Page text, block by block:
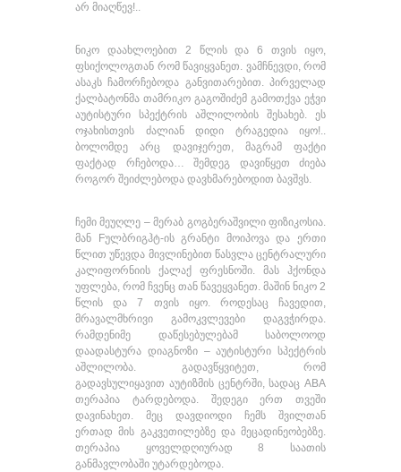
არ მიაღწევ!..
ნიკო დაახლოებით 2 წლის და 6 თვის იყო,
ფსიქოლოგთან რომ წავიყვანეთ. ვამჩნევდი, რომ
ასაკს ჩამორჩებოდა განვითარებით. პირველად
ქალბატონმა თამრიკო გაგოშიძემ გამოთქვა ეჭვი
აუტისტური სპექტრის აშლილობის შესახებ. ეს
ოჯახისთვის ძალიან დიდი ტრაგედია იყო!..
ბოლომდე არც დავიჯერეთ, მაგრამ ფაქტი
ფაქტად რჩებოდა… შემდეგ დავიწყეთ ძიება
როგორ შეიძლებოდა დავხმარებოდით ბავშვს.
ჩემი მეუღლე – მერაბ გოგბერაშვილი ფიზიკოსია.
მან Fულბრიგჰტ-ის გრანტი მოიპოვა და ერთი
წლით უწევდა მივლინებით წასვლა ცენტრალური
კალიფორნიის ქალაქ ფრესნოში. მას ჰქონდა
უფლება, რომ ჩვენც თან წავეყვანეთ. მაშინ ნიკო 2
წლის და 7 თვის იყო. როდესაც ჩავედით,
მრავალმხრივი გამოკვლევები დაგვჭირდა.
რამდენიმე დაწესებულებამ საბოლოოდ
დაადასტურა დიაგნოზი – აუტისტური სპექტრის
აშლილობა. გადავწყვიტეთ, რომ
გადავსულიყავით აუტიზმის ცენტრში, სადაც ABA
თერაპია ტარდებოდა. შედეგი ერთ თვეში
დავინახეთ. მეც დავდიოდი ჩემს შვილთან
ერთად მის გაკვეთილებზე და მეცადინეობებზე.
თერაპია ყოველდღიურად 8 საათის
განმავლობაში უტარდებოდა.